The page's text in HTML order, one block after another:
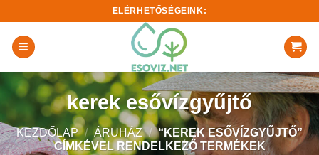
to
content
ELÉRHETŐSÉGEINK:
kerek esővízgyűjtő
KEZDŐLAP / ÁRUHÁZ / “KEREK ESŐVÍZGYŰJTŐ”
CÍMKÉVEL RENDELKEZŐ TERMÉKEK